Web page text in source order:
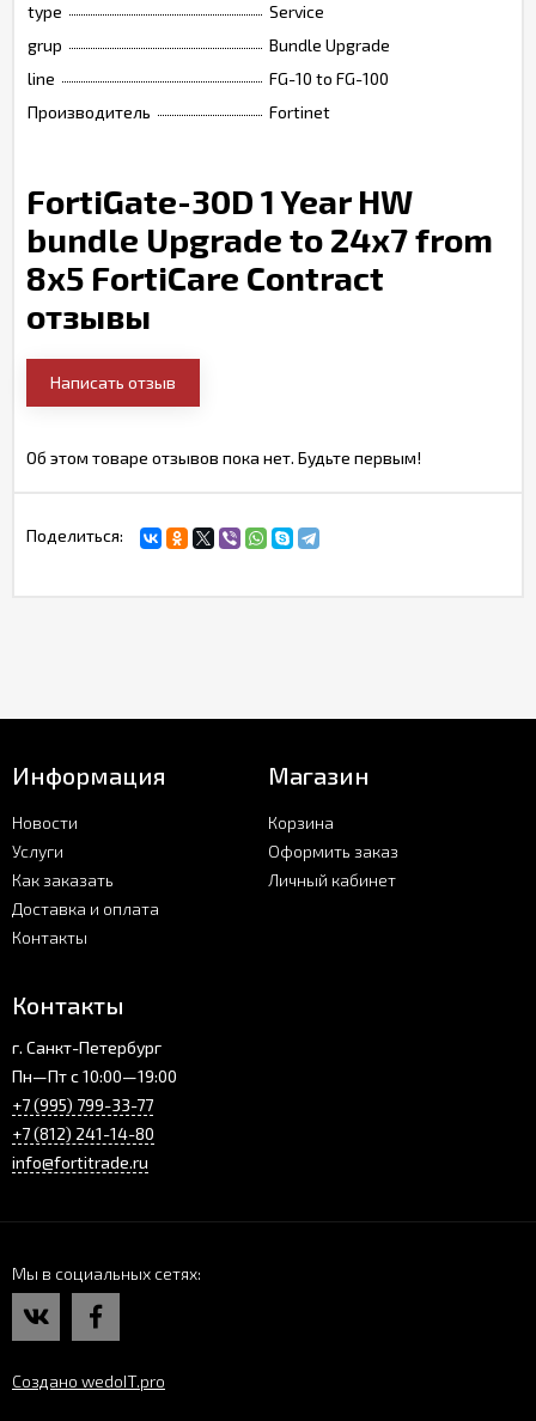
type
Service
grup
Bundle Upgrade
line
FG-10 to FG-100
Производитель
Fortinet
FortiGate-30D 1 Year HW
bundle Upgrade to 24x7 from
8x5 FortiCare Contract
отзывы
Написать отзыв
Об этом товаре отзывов пока нет. Будьте первым!
Поделиться:
Информация
Новости
Услуги
Как заказать
Доставка и оплата
Контакты
Магазин
Корзина
Оформить заказ
Личный кабинет
Контакты
г. Санкт-Петербург
Пн—Пт с 10:00—19:00
+7 (995) 799-33-77
+7 (812) 241-14-80
info@fortitrade.ru
Мы в социальных сетях
Создано wedoIT.pro